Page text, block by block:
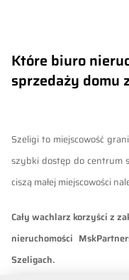
Które biuro
sprzedaży domu
Szeligi to miejscowość
szybki dostęp do centrum
ciszą małej miejscowości
Cały wachlarz korzyści z
nieruchomości
Szeligach.